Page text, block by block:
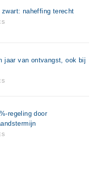
naheffing terecht
jaar van ontvangst, ook bij
regeling door